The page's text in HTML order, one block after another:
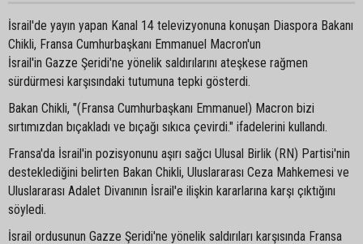
İsrail'de yayın yapan Kanal 14 televizyonuna konuşan Diaspora Bakanı
Chikli, Fransa Cumhurbaşkanı Emmanuel Macron'un
İsrail'in Gazze Şeridi'ne yönelik saldırılarını ateşkese rağmen
sürdürmesi karşısındaki tutumuna tepki gösterdi.
Bakan Chikli, "(Fransa Cumhurbaşkanı Emmanuel) Macron bizi
sırtımızdan bıçakladı ve bıçağı sıkıca çevirdi." ifadelerini kullandı.
Fransa'da İsrail'in pozisyonunu aşırı sağcı Ulusal Birlik (RN) Partisi'nin
desteklediğini belirten Bakan Chikli, Uluslararası Ceza Mahkemesi ve
Uluslararası Adalet Divanının İsrail'e ilişkin kararlarına karşı çıktığını
söyledi.
İsrail ordusunun Gazze Şeridi'ne yönelik saldırıları karşısında Fransa